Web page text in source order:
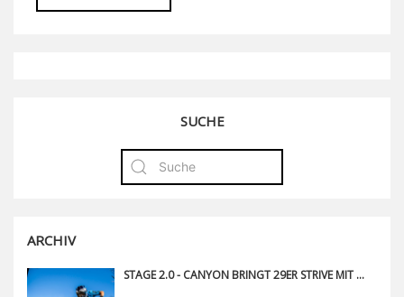
SUCHE
ARCHIV
STAGE 2.0 - CANYON BRINGT 29ER STRIVE MIT NEUER SHAPESHIFTER TECHNOLOGIE